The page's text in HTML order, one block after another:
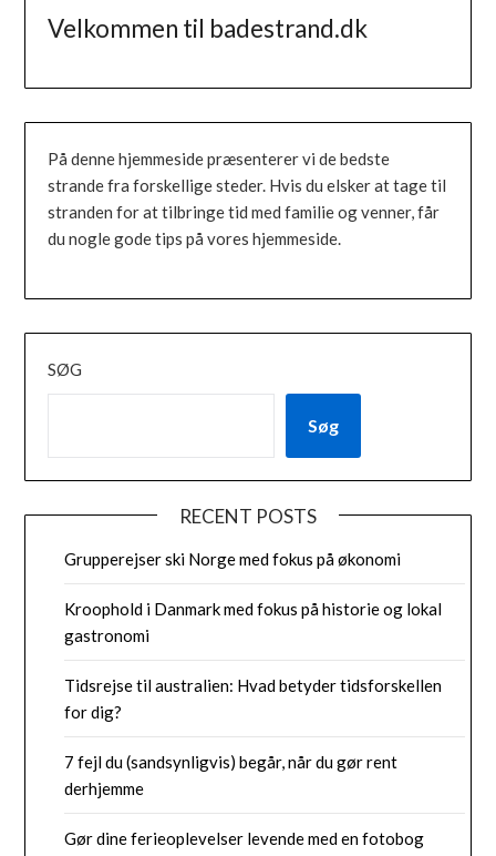
Velkommen til badestrand.dk
På denne hjemmeside præsenterer vi de bedste
strande fra forskellige steder. Hvis du elsker at tage til
stranden for at tilbringe tid med familie og venner, får
du nogle gode tips på vores hjemmeside.
SØG
Søg
RECENT POSTS
Grupperejser ski Norge med fokus på økonomi
Kroophold i Danmark med fokus på historie og lokal
gastronomi
Tidsrejse til australien: Hvad betyder tidsforskellen
for dig?
7 fejl du (sandsynligvis) begår, når du gør rent
derhjemme
Gør dine ferieoplevelser levende med en fotobog